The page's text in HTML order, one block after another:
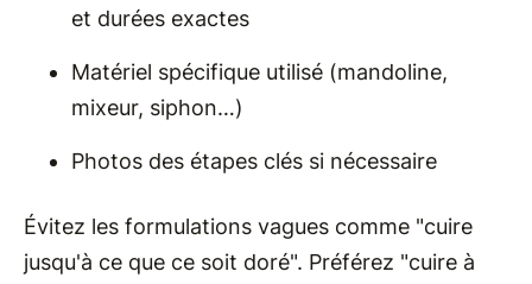
et durées exactes
Matériel spécifique utilisé (mandoline,
mixeur, siphon…)
Photos des étapes clés si nécessaire
Évitez les formulations vagues comme "cuire
jusqu'à ce que ce soit doré". Préférez "cuire à